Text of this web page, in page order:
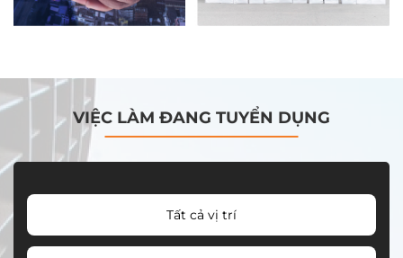
VIỆC LÀM ĐANG TUYỂN DỤNG
Tất cả vị trí